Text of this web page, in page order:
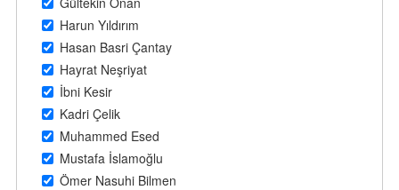
Harun Yıldırım
Hasan Basri Çantay
Hayrat Neşriyat
İbni Kesir
Kadri Çelik
Muhammed Esed
Mustafa İslamoğlu
Ömer Nasuhi Bilmen